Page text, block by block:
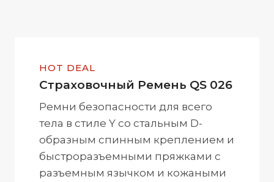
HOT DEAL
Cтраховочный Ремень QS 026
Ремни безопасности для всего
тела в стиле Y со стальным D-
образным спинным креплением и
быстроразъемными пряжками с
разъемным язычком и кожаными